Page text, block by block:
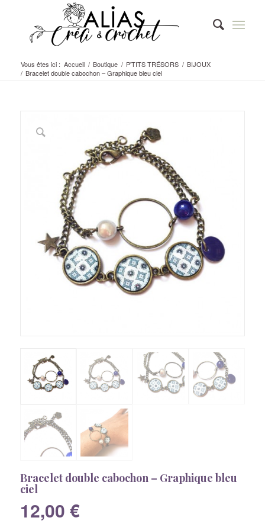
Vous êtes ici : Accueil / Boutique / P'TITS TRÉSORS / BIJOUX
/ Bracelet double cabochon – Graphique bleu ciel
Bracelet double cabochon – Graphique bleu
ciel
12,00 €